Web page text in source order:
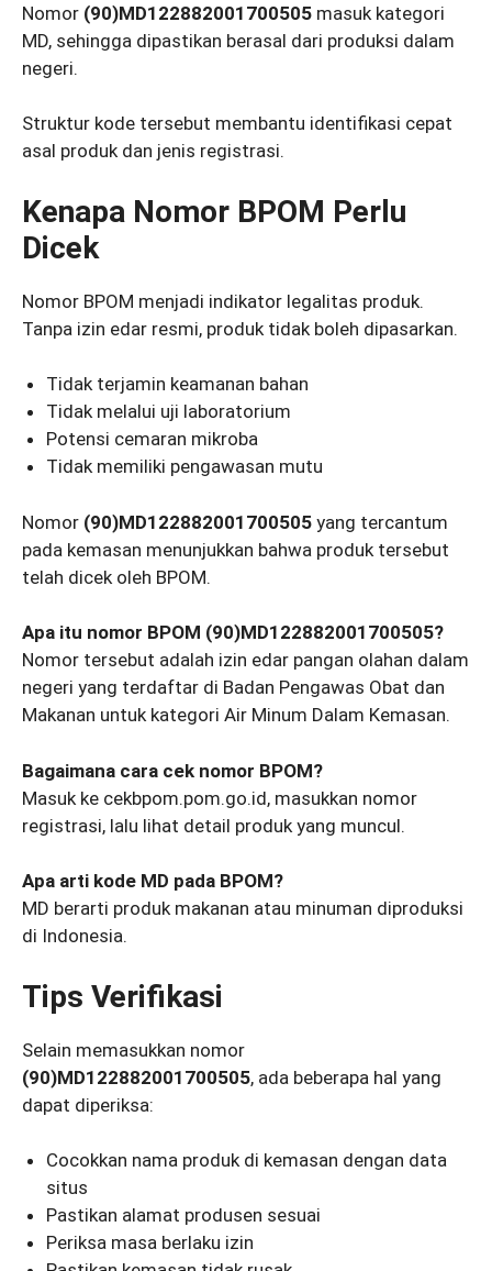
Nomor (90)MD122882001700505 masuk kategori
MD, sehingga dipastikan berasal dari produksi dalam
negeri.
Struktur kode tersebut membantu identifikasi cepat
asal produk dan jenis registrasi.
Kenapa Nomor BPOM Perlu
Dicek
Nomor BPOM menjadi indikator legalitas produk.
Tanpa izin edar resmi, produk tidak boleh dipasarkan.
Tidak terjamin keamanan bahan
Tidak melalui uji laboratorium
Potensi cemaran mikroba
Tidak memiliki pengawasan mutu
Nomor (90)MD122882001700505 yang tercantum
pada kemasan menunjukkan bahwa produk tersebut
telah dicek oleh BPOM.
Apa itu nomor BPOM (90)MD122882001700505?
Nomor tersebut adalah izin edar pangan olahan dalam
negeri yang terdaftar di Badan Pengawas Obat dan
Makanan untuk kategori Air Minum Dalam Kemasan.
Bagaimana cara cek nomor BPOM?
Masuk ke cekbpom.pom.go.id, masukkan nomor
registrasi, lalu lihat detail produk yang muncul.
Apa arti kode MD pada BPOM?
MD berarti produk makanan atau minuman diproduksi
di Indonesia.
Tips Verifikasi
Selain memasukkan nomor
(90)MD122882001700505, ada beberapa hal yang
dapat diperiksa:
Cocokkan nama produk di kemasan dengan data
situs
Pastikan alamat produsen sesuai
Periksa masa berlaku izin